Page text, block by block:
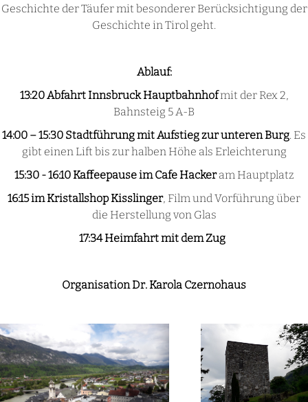
Geschichte der Täufer mit besonderer Berücksichtigung der
Geschichte in Tirol geht.
Ablauf:
13:20 Abfahrt Innsbruck Hauptbahnhofmit der Rex 2,
Bahnsteig 5 A-B
14:00 – 15:30 Stadtführung mit Aufstieg zur unteren Burg. Es
gibt einen Lift bis zur halben Höhe als Erleichterung
15:30 - 16:10 Kaffeepause im Cafe Hackeram Hauptplatz
16:15 im Kristallshop Kisslinger, Film und Vorführung über
die Herstellung von Glas
17:34 Heimfahrt mit dem Zug
Organisation Dr. Karola Czernohaus